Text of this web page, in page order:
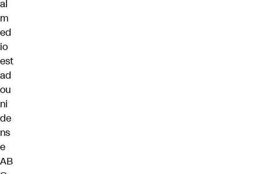
al
m
ed
io
est
ad
ou
ni
de
ns
e
AB